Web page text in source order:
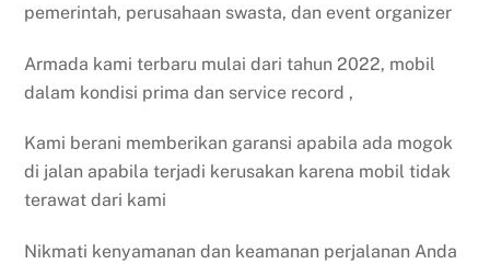
pemerintah, perusahaan swasta, dan event organizer
Armada kami terbaru mulai dari tahun 2022, mobil
dalam kondisi prima dan service record ,
Kami berani memberikan garansi apabila ada mogok
di jalan apabila terjadi kerusakan karena mobil tidak
terawat dari kami
Nikmati kenyamanan dan keamanan perjalanan Anda